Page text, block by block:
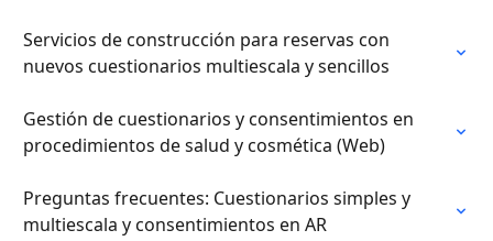
Servicios de construcción para reservas con
nuevos cuestionarios multiescala y sencillos
Gestión de cuestionarios y consentimientos en
procedimientos de salud y cosmética (Web)
Preguntas frecuentes: Cuestionarios simples y
multiescala y consentimientos en AR